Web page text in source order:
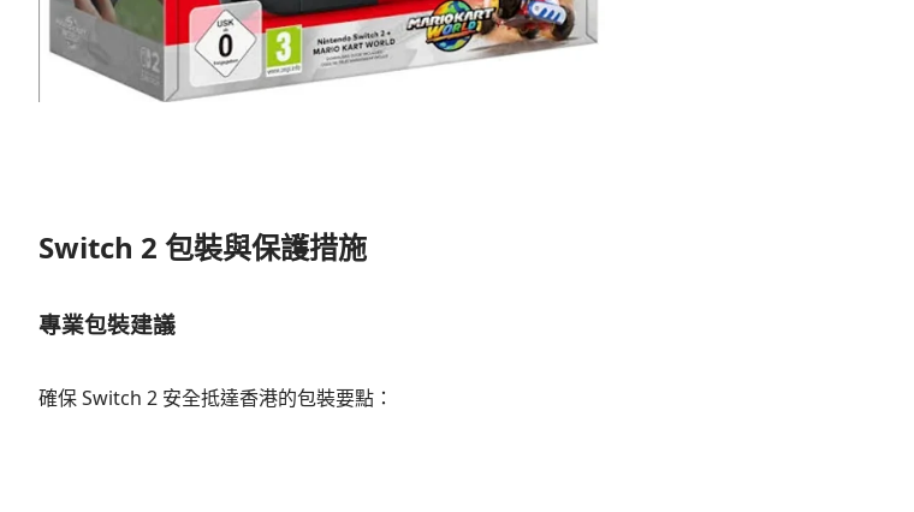
Switch 2 包裝與保護措施
專業包裝建議
確保 Switch 2 安全抵達香港的包裝要點：